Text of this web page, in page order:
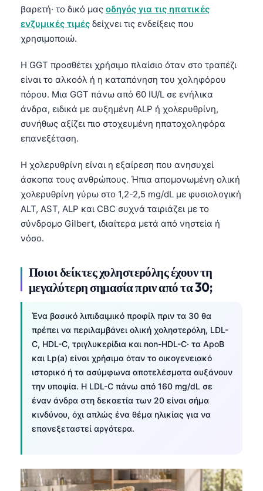
βαρετή· το δικό μας οδηγός για τις ηπατικές
ενζυμικές τιμές δείχνει τις ενδείξεις που
χρησιμοποιώ.
Η GGT προσθέτει χρήσιμο πλαίσιο όταν στο τραπέζι
είναι το αλκοόλ ή η καταπόνηση του χοληφόρου
πόρου. Μια GGT πάνω από 60 IU/L σε ενήλικα
άνδρα, ειδικά με αυξημένη ALP ή χολερυθρίνη,
συνήθως αξίζει πιο στοχευμένη ηπατοχοληφόρα
επανεξέταση.
Η χολερυθρίνη είναι η εξαίρεση που ανησυχεί
άσκοπα τους ανθρώπους. Ήπια απομονωμένη ολική
χολερυθρίνη γύρω στο 1,2-2,5 mg/dL με φυσιολογική
ALT, AST, ALP και CBC συχνά ταιριάζει με το
σύνδρομο Gilbert, ιδιαίτερα μετά από νηστεία ή
νόσο.
Ποιοι δείκτες χοληστερόλης έχουν τη
μεγαλύτερη σημασία πριν από τα 30;
Ένα βασικό λιπιδαιμικό προφίλ πριν τα 30 θα
πρέπει να περιλαμβάνει ολική χοληστερόλη, LDL-
C, HDL-C, τριγλυκερίδια και non-HDL-C· τα ApoB
και Lp(a) είναι χρήσιμα όταν το οικογενειακό
ιστορικό ή τα ασύμφωνα αποτελέσματα αυξάνουν
την υποψία. Η LDL-C πάνω από 160 mg/dL σε
έναν άνδρα στη δεκαετία των 20 είναι σήμα
κινδύνου, όχι απλώς ένα θέμα ηλικίας για να
επανεξεταστεί αργότερα.
मराठी
ગુજરાતી
ಕನ್ನಡ
മലയാളം
Bahasa Melayu
Tiếng Việt
Tagalog
ဗမာစာ
ភាសាខ្មែរ
አማርኛ
Українська
O‘zbekcha
Català
Suomi
Hrvatski
Slovenčina
كوردی‎
سنڌي
සිංහල